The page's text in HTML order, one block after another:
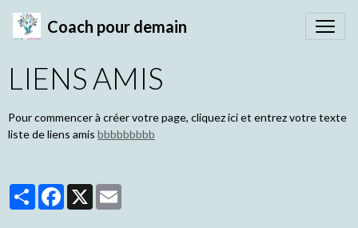
Coach pour demain
LIENS AMIS
Pour commencer à créer votre page, cliquez ici et entrez votre texte
liste de liens amis bbbbbbbbb
PartagerFacebook
X